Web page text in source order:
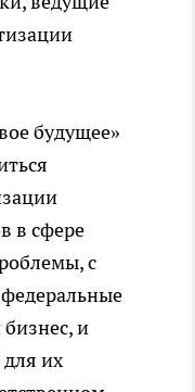
будущее»
в сфере
с
и
их